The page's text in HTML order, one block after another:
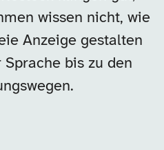
wissen nicht, wie
Anzeige gestalten
bis zu den